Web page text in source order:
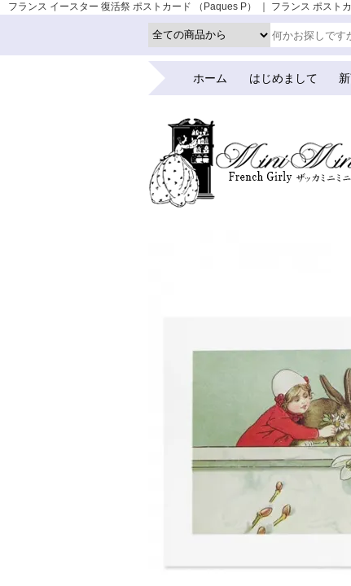
フランス イースター 復活祭 ポストカード （Paques P） ｜ フランス ポス
ホーム はじめまして